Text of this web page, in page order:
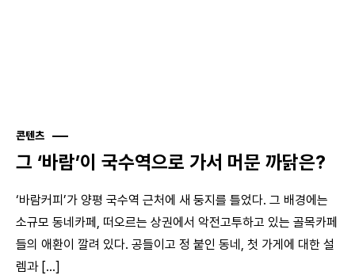
콘텐츠
그 ‘바람’이 국수역으로 가서 머문 까닭은?
‘바람커피’가 양평 국수역 근처에 새 둥지를 틀었다. 그 배경에는
소규모 동네카페, 떠오르는 상권에서 악전고투하고 있는 골목카페
들의 애환이 깔려 있다. 공들이고 정 붙인 동네, 첫 가게에 대한 설
렘과 [...]